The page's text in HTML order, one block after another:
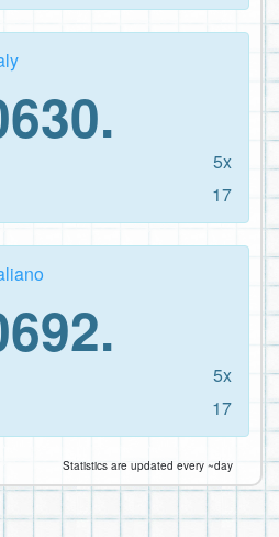
5x
17
5x
17
Statistics are updated every ~day